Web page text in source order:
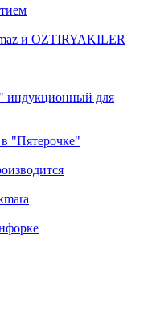
и OZTIRYAKILER
индукционный для
"Пятерочке"